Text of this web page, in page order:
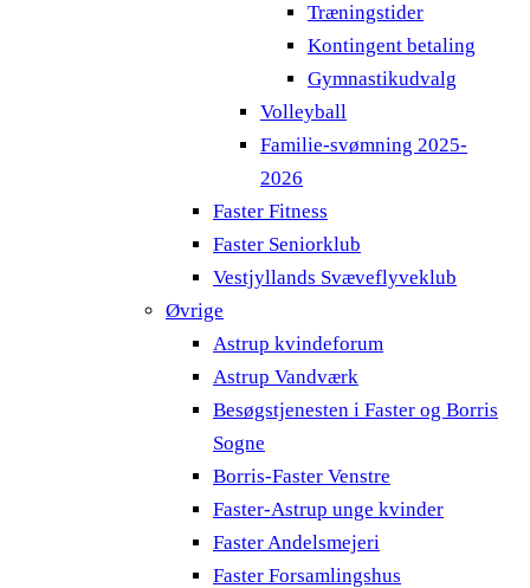
Træningstider
Kontingent betaling
Gymnastikudvalg
Volleyball
Familie-svømning 2025-
2026
Faster Fitness
Faster Seniorklub
Vestjyllands Svæveflyveklub
Øvrige
Astrup kvindeforum
Astrup Vandværk
Besøgstjenesten i Faster og Borris
Sogne
Borris-Faster Venstre
Faster-Astrup unge kvinder
Faster Andelsmejeri
Faster Forsamlingshus